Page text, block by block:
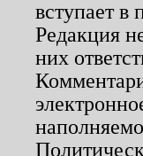
вступает в
Редакция
них